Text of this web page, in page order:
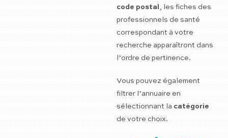
code postal , les fiches des
professionnels de santé
correspondant à votre
recherche apparaîtront dans
l’ordre de pertinence.
Vous pouvez également
filtrer l’annuaire en
sélectionnant la catégorie
de votre choix.